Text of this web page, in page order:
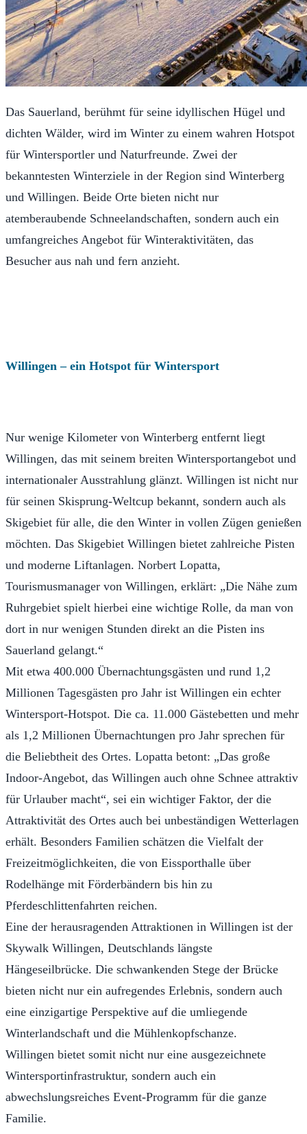
Das Sauerland, berühmt für seine idyllischen Hügel und
dichten Wälder, wird im Winter zu einem wahren Hotspot
für Wintersportler und Naturfreunde. Zwei der
bekanntesten Winterziele in der Region sind Winterberg
und Willingen. Beide Orte bieten nicht nur
atemberaubende Schneelandschaften, sondern auch ein
umfangreiches Angebot für Winteraktivitäten, das
Besucher aus nah und fern anzieht.
Willingen – ein Hotspot für Wintersport
Nur wenige Kilometer von Winterberg entfernt liegt
Willingen, das mit seinem breiten Wintersportangebot und
internationaler Ausstrahlung glänzt. Willingen ist nicht nur
für seinen Skisprung-Weltcup bekannt, sondern auch als
Skigebiet für alle, die den Winter in vollen Zügen genießen
möchten. Das Skigebiet Willingen bietet zahlreiche Pisten
und moderne Liftanlagen. Norbert Lopatta,
Tourismusmanager von Willingen, erklärt: „Die Nähe zum
Ruhrgebiet spielt hierbei eine wichtige Rolle, da man von
dort in nur wenigen Stunden direkt an die Pisten ins
Sauerland gelangt.“
Mit etwa 400.000 Übernachtungsgästen und rund 1,2
Millionen Tagesgästen pro Jahr ist Willingen ein echter
Wintersport-Hotspot. Die ca. 11.000 Gästebetten und mehr
als 1,2 Millionen Übernachtungen pro Jahr sprechen für
die Beliebtheit des Ortes. Lopatta betont: „Das große
Indoor-Angebot, das Willingen auch ohne Schnee attraktiv
für Urlauber macht“, sei ein wichtiger Faktor, der die
Attraktivität des Ortes auch bei unbeständigen Wetterlagen
erhält. Besonders Familien schätzen die Vielfalt der
Freizeitmöglichkeiten, die von Eissporthalle über
Rodelhänge mit Förderbändern bis hin zu
Pferdeschlittenfahrten reichen.
Eine der herausragenden Attraktionen in Willingen ist der
Skywalk Willingen, Deutschlands längste
Hängeseilbrücke. Die schwankenden Stege der Brücke
bieten nicht nur ein aufregendes Erlebnis, sondern auch
eine einzigartige Perspektive auf die umliegende
Winterlandschaft und die Mühlenkopfschanze.
Willingen bietet somit nicht nur eine ausgezeichnete
Wintersportinfrastruktur, sondern auch ein
abwechslungsreiches Event-Programm für die ganze
Familie.